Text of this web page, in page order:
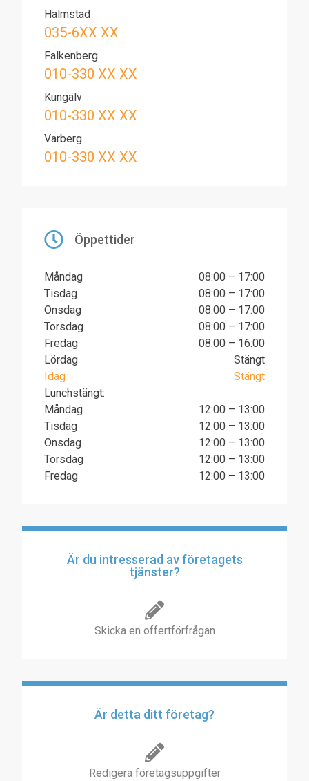
Halmstad
035-6XX XX
Falkenberg
010-330 XX XX
Kungälv
010-330 XX XX
Varberg
010-330 XX XX
Öppettider
Måndag
08:00 – 17:00
Tisdag
08:00 – 17:00
Onsdag
08:00 – 17:00
Torsdag
08:00 – 17:00
Fredag
08:00 – 16:00
Lördag
Stängt
Idag
Stängt
Lunchstängt:
Måndag
12:00 – 13:00
Tisdag
12:00 – 13:00
Onsdag
12:00 – 13:00
Torsdag
12:00 – 13:00
Fredag
12:00 – 13:00
Är du intresserad av företagets
tjänster?
Skicka en offertförfrågan
Är detta ditt företag?
Redigera företagsuppgifter